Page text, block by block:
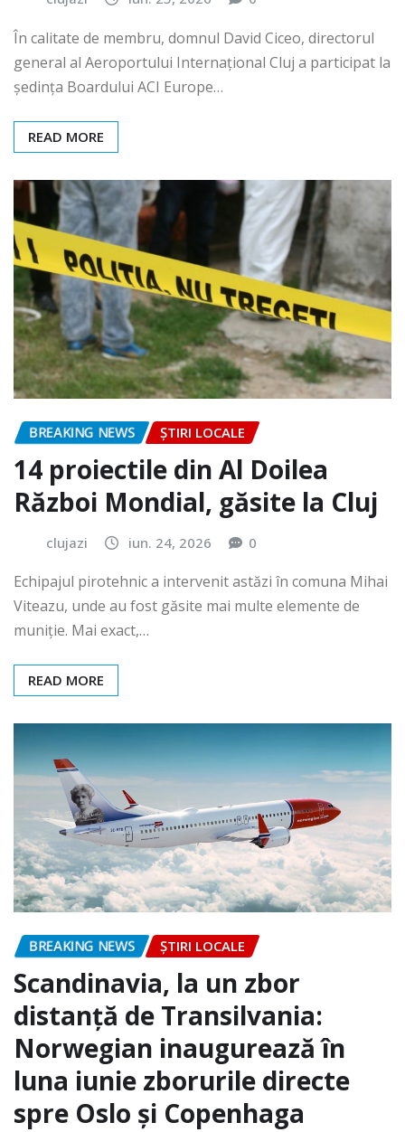
În calitate de membru, domnul David Ciceo, directorul
general al Aeroportului Internațional Cluj a participat la
ședința Boardului ACI Europe…
READ MORE
BREAKING NEWS ȘTIRI LOCALE
14 proiectile din Al Doilea
Război Mondial, găsite la Cluj
clujazi iun. 24, 2026 0
Echipajul pirotehnic a intervenit astăzi în comuna Mihai
Viteazu, unde au fost găsite mai multe elemente de
muniție. Mai exact,…
READ MORE
BREAKING NEWS ȘTIRI LOCALE
Scandinavia, la un zbor
distanță de Transilvania:
Norwegian inaugurează în
luna iunie zborurile directe
spre Oslo și Copenhaga